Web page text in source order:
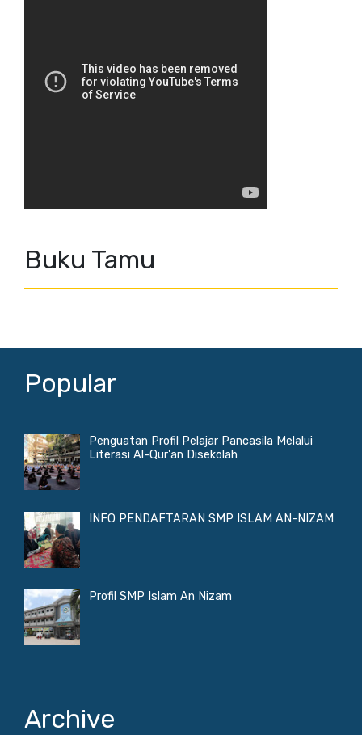
Buku Tamu
Popular
Penguatan Profil Pelajar Pancasila Melalui
Literasi Al-Qur'an Disekolah
INFO PENDAFTARAN SMP ISLAM AN-NIZAM
Profil SMP Islam An Nizam
Archive